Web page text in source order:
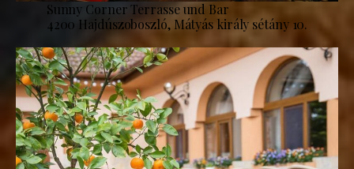
Sunny Corner Terrasse und Bar
4200 Hajdúszoboszló, Mátyás király sétány 10.